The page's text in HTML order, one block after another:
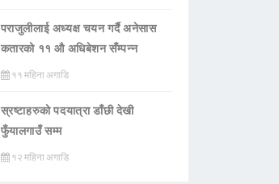
पराजुलीलाई अध्यक्ष चयन गर्दै अनेसास
कतारको ११ औ अधिबेशन सँम्पन्न
११ महिना अगाडि
स्रष्टाहरुको पदयात्रा डाँछी देखी
फुँयालगाउँ सम्म
१२ महिना अगाडि